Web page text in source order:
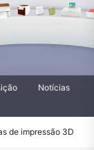
Notícias
de impressão 3D